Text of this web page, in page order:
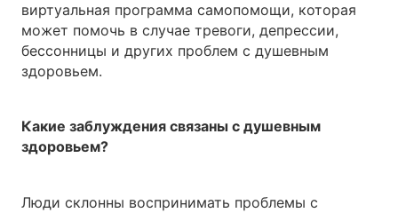
виртуальная программа самопомощи, которая
может помочь в случае тревоги, депрессии,
бессонницы и других проблем с душевным
здоровьем.
Какие заблуждения связаны с душевным
здоровьем?
Люди склонны воспринимать проблемы с